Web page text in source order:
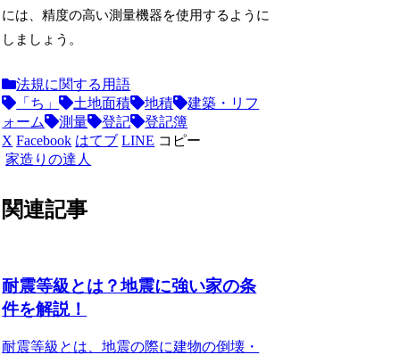
には、精度の高い測量機器を使用するように
しましょう。
法規に関する用語
「ち」
土地面積 地積
建築・リフ
ォーム
測量 登記
登記簿
X Facebook はてブ LINE コピー
家造りの達人
関連記事
耐震等級とは？地震に強い家の条
件を解説！
耐震等級とは、地震の際に建物の倒壊・